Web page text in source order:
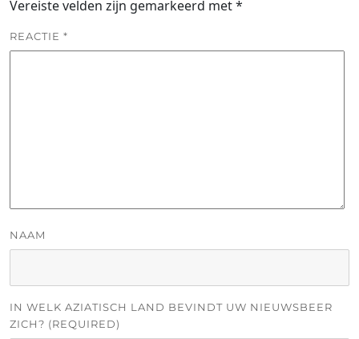
Vereiste velden zijn gemarkeerd met*
REACTIE *
NAAM
IN WELK AZIATISCH LAND BEVINDT UW NIEUWSBEER
ZICH? (REQUIRED)